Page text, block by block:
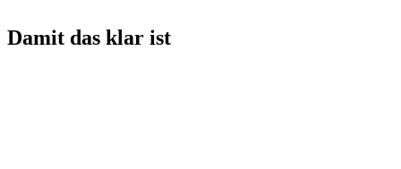
Damit das klar ist